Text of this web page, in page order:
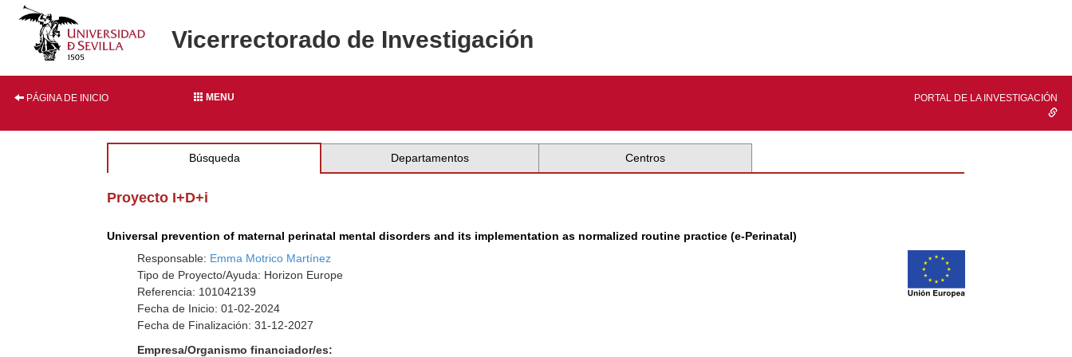
Vicerrectorado de Investigación
PÁGINA DE INICIO MENU PORTAL DE LA INVESTIGACIÓN
Búsqueda Departamentos Centros
Proyecto I+D+i
Universal prevention of maternal perinatal mental disorders and its implementation as normalized routine practice (e-Perinatal)
Responsable: Emma Motrico Martínez
Tipo de Proyecto/Ayuda: Horizon Europe
Referencia: 101042139
Fecha de Inicio: 01-02-2024
Fecha de Finalización: 31-12-2027
Empresa/Organismo financiador/es: